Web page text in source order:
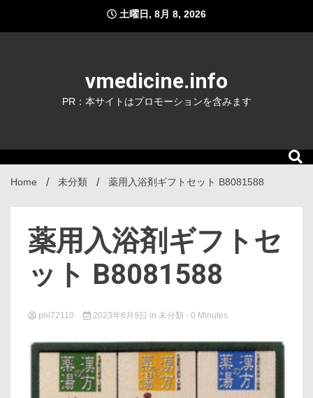
content
土曜日, 8月 8, 2026
vmedicine.info
PR：本サイトはプロモーションを含みます
Home 未分類 薬用入浴剤ギフトセット B8081588
薬用入浴剤ギフトセ
ット B8081588
phi72110 2023年6月9日 in 未分類 - 0 Minutes